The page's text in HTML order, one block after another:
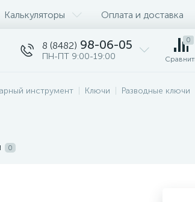
Калькуляторы Оплата и доставка
8 (8482) 98-06-05
ПН-ПТ 9:00-19:00
0
инструмент Ключи Разводные ключи
0